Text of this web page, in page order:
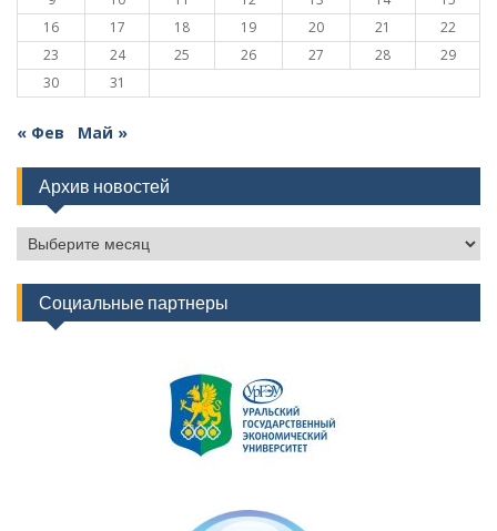
16
17 18 19 20 21
22
23
24 25 26 27 28
29
30
31
« Фев Май »
Архив новостей
Архив
новостей
Социальные партнеры